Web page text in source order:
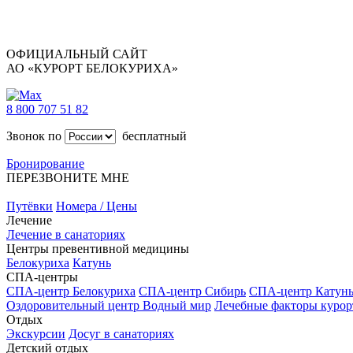
ОФИЦИАЛЬНЫЙ САЙТ
АО «КУРОРТ БЕЛОКУРИХА»
8 800 707 51 82
Звонок по
бесплатный
Бронирование
ПЕРЕЗВОНИТЕ МНЕ
Путёвки Номера / Цены
Лечение
Лечение в санаториях
Центры превентивной медицины
Белокуриха Катунь
СПА-центры
СПА-центр Белокуриха СПА-центр Сибирь СПА-центр Катунь
Оздоровительный центр Водный мир Лечебные факторы
Отдых
Экскурсии Досуг в санаториях
Детский отдых